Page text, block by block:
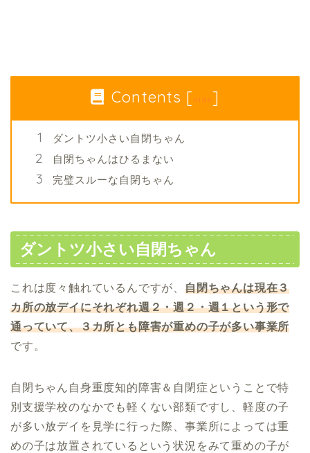
Contents [ hide ]
ダントツ小さい自閉ちゃん
自閉ちゃんはひるまない
完璧スルーな自閉ちゃん
ダントツ小さい自閉ちゃん
これは度々触れているんですが、 自閉ちゃんは現在３
カ所の放デイにそれぞれ週２・週２・週１という形で
通っていて、３カ所とも障害が重めの子が多い事業所
です。
自閉ちゃん自身重度知的障害＆自閉症ということで特
別支援学校のなかでも軽くない部類ですし、軽度の子
が多い放デイを見学に行った際、事業所によっては重
めの子は放置されているという状況をみて重めの子が